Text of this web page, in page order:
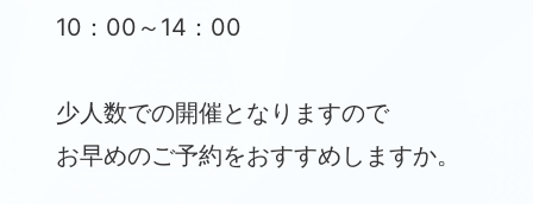
10：00～14：00
少人数での開催となりますので
お早めのご予約をおすすめしますか。